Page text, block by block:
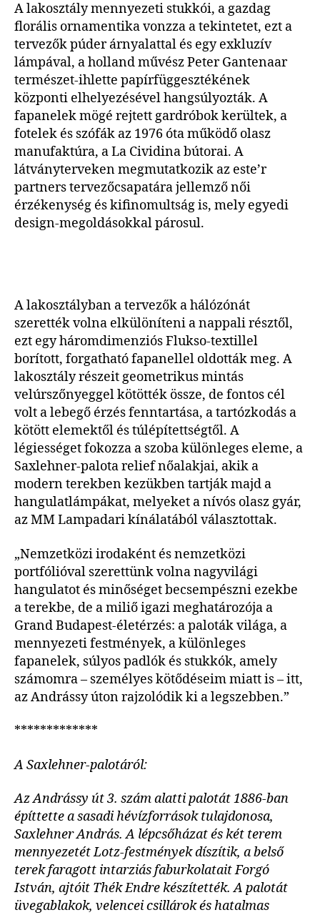
A lakosztály mennyezeti stukkói, a gazdag
florális ornamentika vonzza a tekintetet, ezt a
tervezők púder árnyalattal és egy exkluzív
lámpával, a holland művész Peter Gantenaar
természet-ihlette papírfüggesztékének
központi elhelyezésével hangsúlyozták. A
fapanelek mögé rejtett gardróbok kerültek, a
fotelek és szófák az 1976 óta működő olasz
manufaktúra, a La Cividina bútorai. A
látványterveken megmutatkozik az este’r
partners tervezőcsapatára jellemző női
érzékenység és kifinomultság is, mely egyedi
design-megoldásokkal párosul.
A lakosztályban a tervezők a hálózónát
szerették volna elkülöníteni a nappali résztől,
ezt egy háromdimenziós Flukso-textillel
borított, forgatható fapanellel oldották meg. A
lakosztály részeit geometrikus mintás
velúrszőnyeggel kötötték össze, de fontos cél
volt a lebegő érzés fenntartása, a tartózkodás a
kötött elemektől és túlépítettségtől. A
légiességet fokozza a szoba különleges eleme, a
Saxlehner-palota relief nőalakjai, akik a
modern terekben kezükben tartják majd a
hangulatlámpákat, melyeket a nívós olasz gyár,
az MM Lampadari kínálatából választottak.
„Nemzetközi irodaként és nemzetközi
portfólióval szerettünk volna nagyvilági
hangulatot és minőséget becsempészni ezekbe
a terekbe, de a miliő igazi meghatározója a
Grand Budapest-életérzés: a paloták világa, a
mennyezeti festmények, a különleges
fapanelek, súlyos padlók és stukkók, amely
számomra – személyes kötődéseim miatt is – itt,
az Andrássy úton rajzolódik ki a legszebben.”
*************
A Saxlehner-palotáról:
Az Andrássy út 3. szám alatti palotát 1886-ban
építtette a sasadi hévízforrások tulajdonosa,
Saxlehner András. A lépcsőházat és két terem
mennyezetét Lotz-festmények díszítik, a belső
terek faragott intarziás faburkolatait Forgó
István, ajtóit Thék Endre készítették. A palotát
üvegablakok, velencei csillárok és hatalmas